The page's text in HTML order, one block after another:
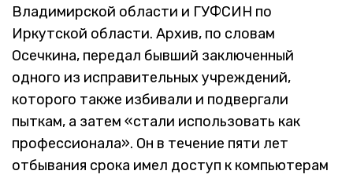
Владимирской области и ГУФСИН по
Иркутской области. Архив, по словам
Осечкина, передал бывший заключенный
одного из исправительных учреждений,
которого также избивали и подвергали
пыткам, а затем «стали использовать как
профессионала». Он в течение пяти лет
отбывания срока имел доступ к компьютерам